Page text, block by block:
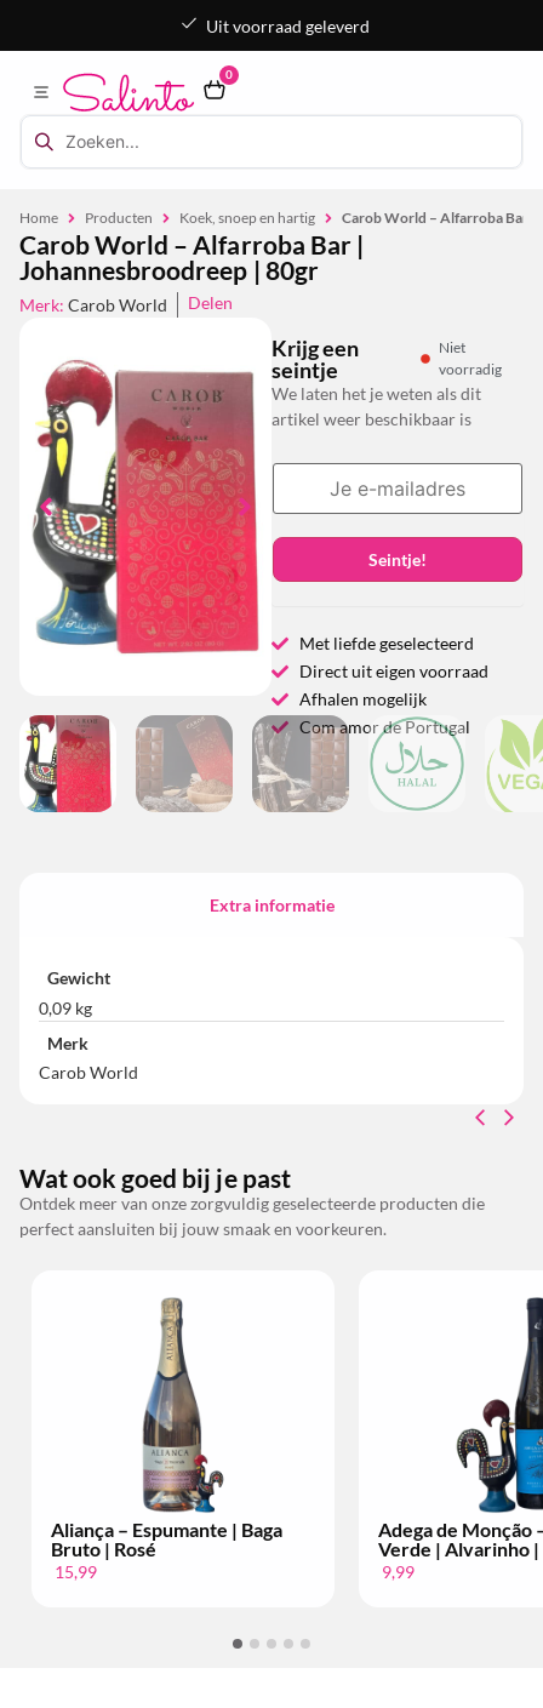
Uit voorraad geleverd
0
Home Producten Koek, snoep en hartig Carob World – Alfarroba Bar |
Carob World – Alfarroba Bar |
Johannesbroodreep | 80gr
Merk: Carob World Delen
Krijg een
seintje
Niet
voorradig
We laten het je weten als dit
artikel weer beschikbaar is
Seintje!
Met liefde geselecteerd
Direct uit eigen voorraad
Afhalen mogelijk
Com amor de Portugal
Extra informatie
Gewicht
0,09 kg
Merk
Carob World
Wat ook goed bij je past
Ontdek meer van onze zorgvuldig geselecteerde producten die
perfect aansluiten bij jouw smaak en voorkeuren.
| Baga
Adega de Monção – Vinho
Verde | Alvarinho | Per Fles